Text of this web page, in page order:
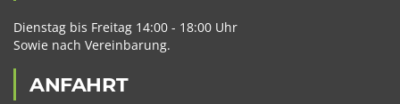
Dienstag bis Freitag 14:00 - 18:00 Uhr
Sowie nach Vereinbarung.
ANFAHRT